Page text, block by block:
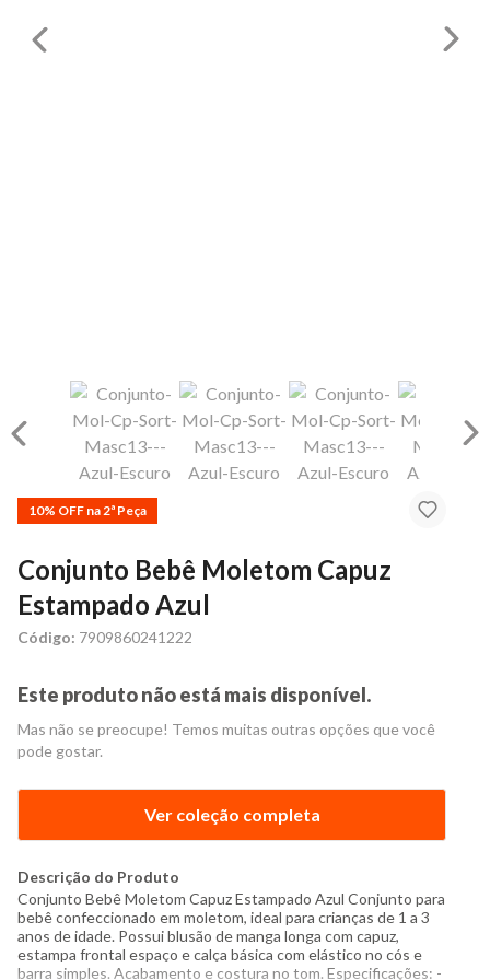
10% OFF na 2ª Peça
Conjunto Bebê Moletom Capuz
Estampado Azul
Código: 7909860241222
Este produto não está mais disponível.
Mas não se preocupe! Temos muitas outras opções que você
pode gostar.
Ver coleção completa
Descrição do Produto
Conjunto Bebê Moletom Capuz Estampado Azul Conjunto para
bebê confeccionado em moletom, ideal para crianças de 1 a 3
anos de idade. Possui blusão de manga longa com capuz,
estampa frontal espaço e calça básica com elástico no cós e
barra simples. Acabamento e costura no tom. Especificações: -